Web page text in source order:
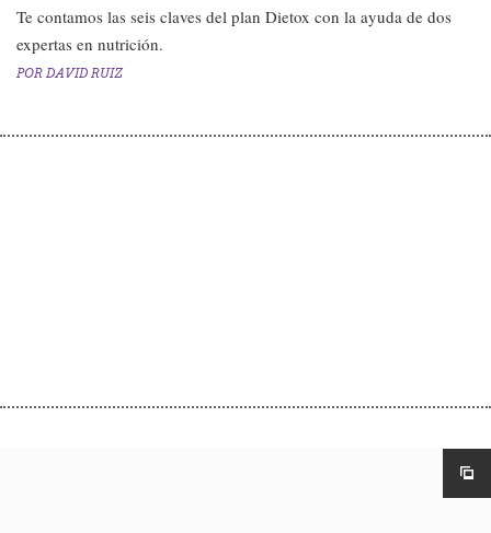
Te contamos las seis claves del plan Dietox con la ayuda de dos
expertas en nutrición.
POR DAVID RUIZ